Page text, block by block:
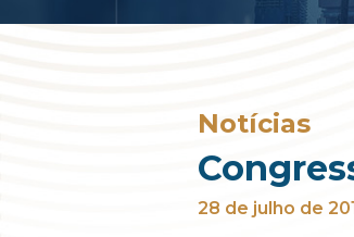
Notícias
28 de julho de